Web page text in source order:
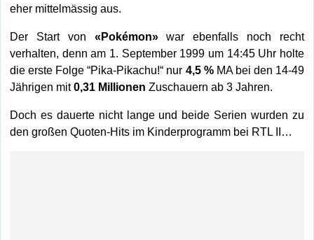
eher mittelmässig aus.
Der Start von «Pokémon»war ebenfalls noch recht
verhalten, denn am 1. September 1999 um 14:45 Uhr holte
die erste Folge “Pika-Pikachu!“ nur 4,5 %MA bei den 14-49
Jährigen mit0,31 Millionen Zuschauern ab 3 Jahren.
Doch es dauerte nicht lange und beide Serien wurden zu
den großen Quoten-Hits im Kinderprogramm bei RTL II…